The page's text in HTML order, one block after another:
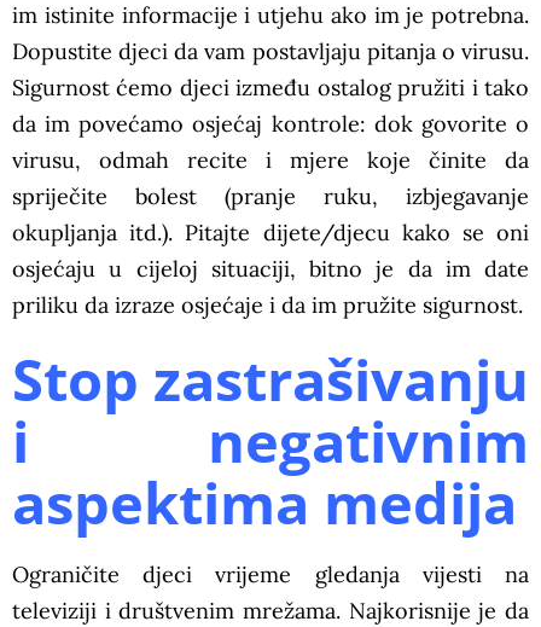
im istinite informacije i utjehu ako im je potrebna.
Dopustite djeci da vam postavljaju pitanja o virusu.
Sigurnost ćemo djeci između ostalog pružiti i tako
da im povećamo osjećaj kontrole: dok govorite o
virusu, odmah recite i mjere koje činite da
spriječite bolest (pranje ruku, izbjegavanje
okupljanja itd.). Pitajte dijete/djecu kako se oni
osjećaju u cijeloj situaciji, bitno je da im date
priliku da izraze osjećaje i da im pružite sigurnost.
Stop zastrašivanju
i negativnim
aspektima medija
Ograničite djeci vrijeme gledanja vijesti na
televiziji i društvenim mrežama. Najkorisnije je da